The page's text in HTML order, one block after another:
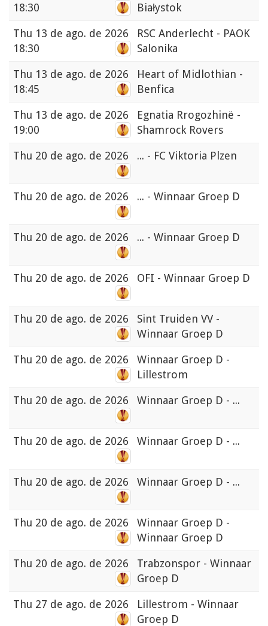
18:30 Białystok
Thu 13 de ago. de 2026
18:30
RSC Anderlecht - PAOK
Salonika
Thu 13 de ago. de 2026
18:45
Heart of Midlothian -
Benfica
Thu 13 de ago. de 2026
19:00
Egnatia Rrogozhinë -
Shamrock Rovers
Thu 20 de ago. de 2026 ... - FC Viktoria Plzen
Thu 20 de ago. de 2026 ... - Winnaar Groep D
Thu 20 de ago. de 2026 ... - Winnaar Groep D
Thu 20 de ago. de 2026 OFI - Winnaar Groep D
Thu 20 de ago. de 2026
Sint Truiden VV -
Winnaar Groep D
Thu 20 de ago. de 2026
Winnaar Groep D -
Lillestrom
Thu 20 de ago. de 2026 Winnaar Groep D - ...
Thu 20 de ago. de 2026 Winnaar Groep D - ...
Thu 20 de ago. de 2026 Winnaar Groep D - ...
Thu 20 de ago. de 2026
Winnaar Groep D -
Winnaar Groep D
Thu 20 de ago. de 2026
Trabzonspor - Winnaar
Groep D
Thu 27 de ago. de 2026
Lillestrom - Winnaar
Groep D